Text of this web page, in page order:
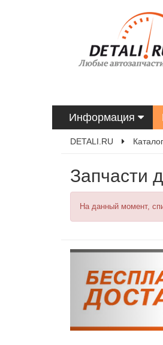
Информация
DETALI.RU
Запчасти
На данный момент,